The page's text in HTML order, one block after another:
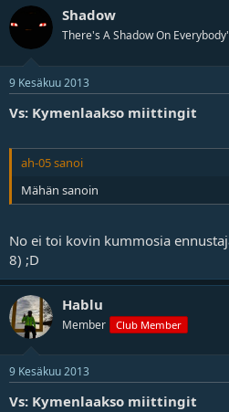
Shadow
There's A Shadow On
9 Kesäkuu 2013
Vs: Kymenlaakso miittingit
ah-05 sanoi
Mähän sanoin
No ei toi kovin kummosia
8) ;D
Hablu
Member Club Member
9 Kesäkuu 2013
Vs: Kymenlaakso miittingit